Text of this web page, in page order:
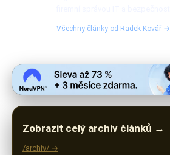
Všechny články od Radek Kovář →
Zobrazit celý archiv článků →
/archiv/ →